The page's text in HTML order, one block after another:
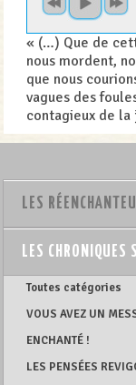
« (…) Que de
nous mordent,
que nous
vagues des
contagieux de la
LES
LES CHRONIQUES
Toutes catégories
VOUS AVEZ UN
ENCHANTÉ !
LES PENSÉES